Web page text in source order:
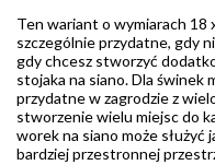
Ten wariant o wymiarach 18
szczególnie przydatne, gdy
gdy chcesz stworzyć
stojaka na siano. Dla świnek
przydatne w zagrodzie z
stworzenie wielu miejsc do
worek na siano może służyć
bardziej przestronnej